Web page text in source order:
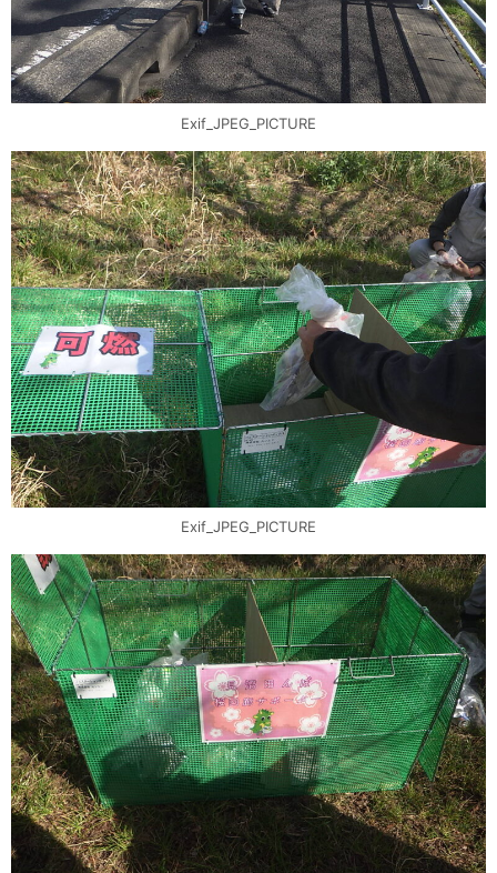
Exif_JPEG_PICTURE
Exif_JPEG_PICTURE